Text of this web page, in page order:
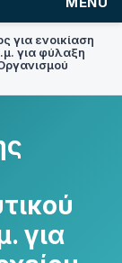
για ενοικίαση
για φύλαξη
για